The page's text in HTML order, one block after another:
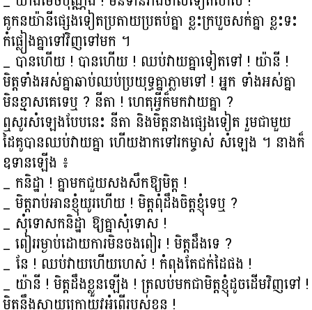
គូកនយ៉ានីផ្សេងទៀតប្រតាយប្រតប់គ្នា ខ្លះក្របួចសក់គ្នា ខ្លះទះ
កំផ្លៀងគ្នាទៅវិញទៅមក ។
_ បានហើយ ! បានហើយ ! ឈប់វាយគ្នាទៀតទៅ ! យ៉ានី !
មិត្តទាំងអស់គ្នាឆាប់ឈប់ប្រយុទ្ធគ្នាភ្លាមទៅ ! អ្នក ទាំងអស់គ្នា
មិនខ្មាសគេទេឬ ? នីតា ! ហេតុអ្វីក៏មកវាយគ្នា ?
ឮសូរសំឡេងបែបនេះ នីតា និងមិត្តនាងផ្សេងទៀត រួមជាមួយ
ដៃគូបានឈប់វាយគ្នា ហើយងាកទៅរកម្ចាស់ សំឡេង ។ នាងក៏
ឧទានឡើង ៖
_ កនិដ្ឋា ! គ្នាមកជួយសងសឹកឱ្យមិត្ត !
_ មិត្តរាប់អានខ្ញុំយូរហើយ ! មិត្តពុំដឹងចិត្តខ្ញុំទេឬ ?
_ សុំទោសកនិដ្ឋា ឱ្យគ្នាសុំទោស !
_ ពៀររម្ងាប់ដោយការមិនចងពៀរ ! មិត្តដឹងទេ ?
_ នែ ! ឈប់វាយហើយហេស៎ ! កំពុងតែជក់ដៃផង !
_ យ៉ានី ! មិត្តដឹងខ្លួនឡើង ! ត្រលប់មកជាមិត្តខ្ញុំដូចដើមវិញទៅ !
មិត្តនឹងស្ដាយក្រោយូវអំពើរបស់ខ្លួន !